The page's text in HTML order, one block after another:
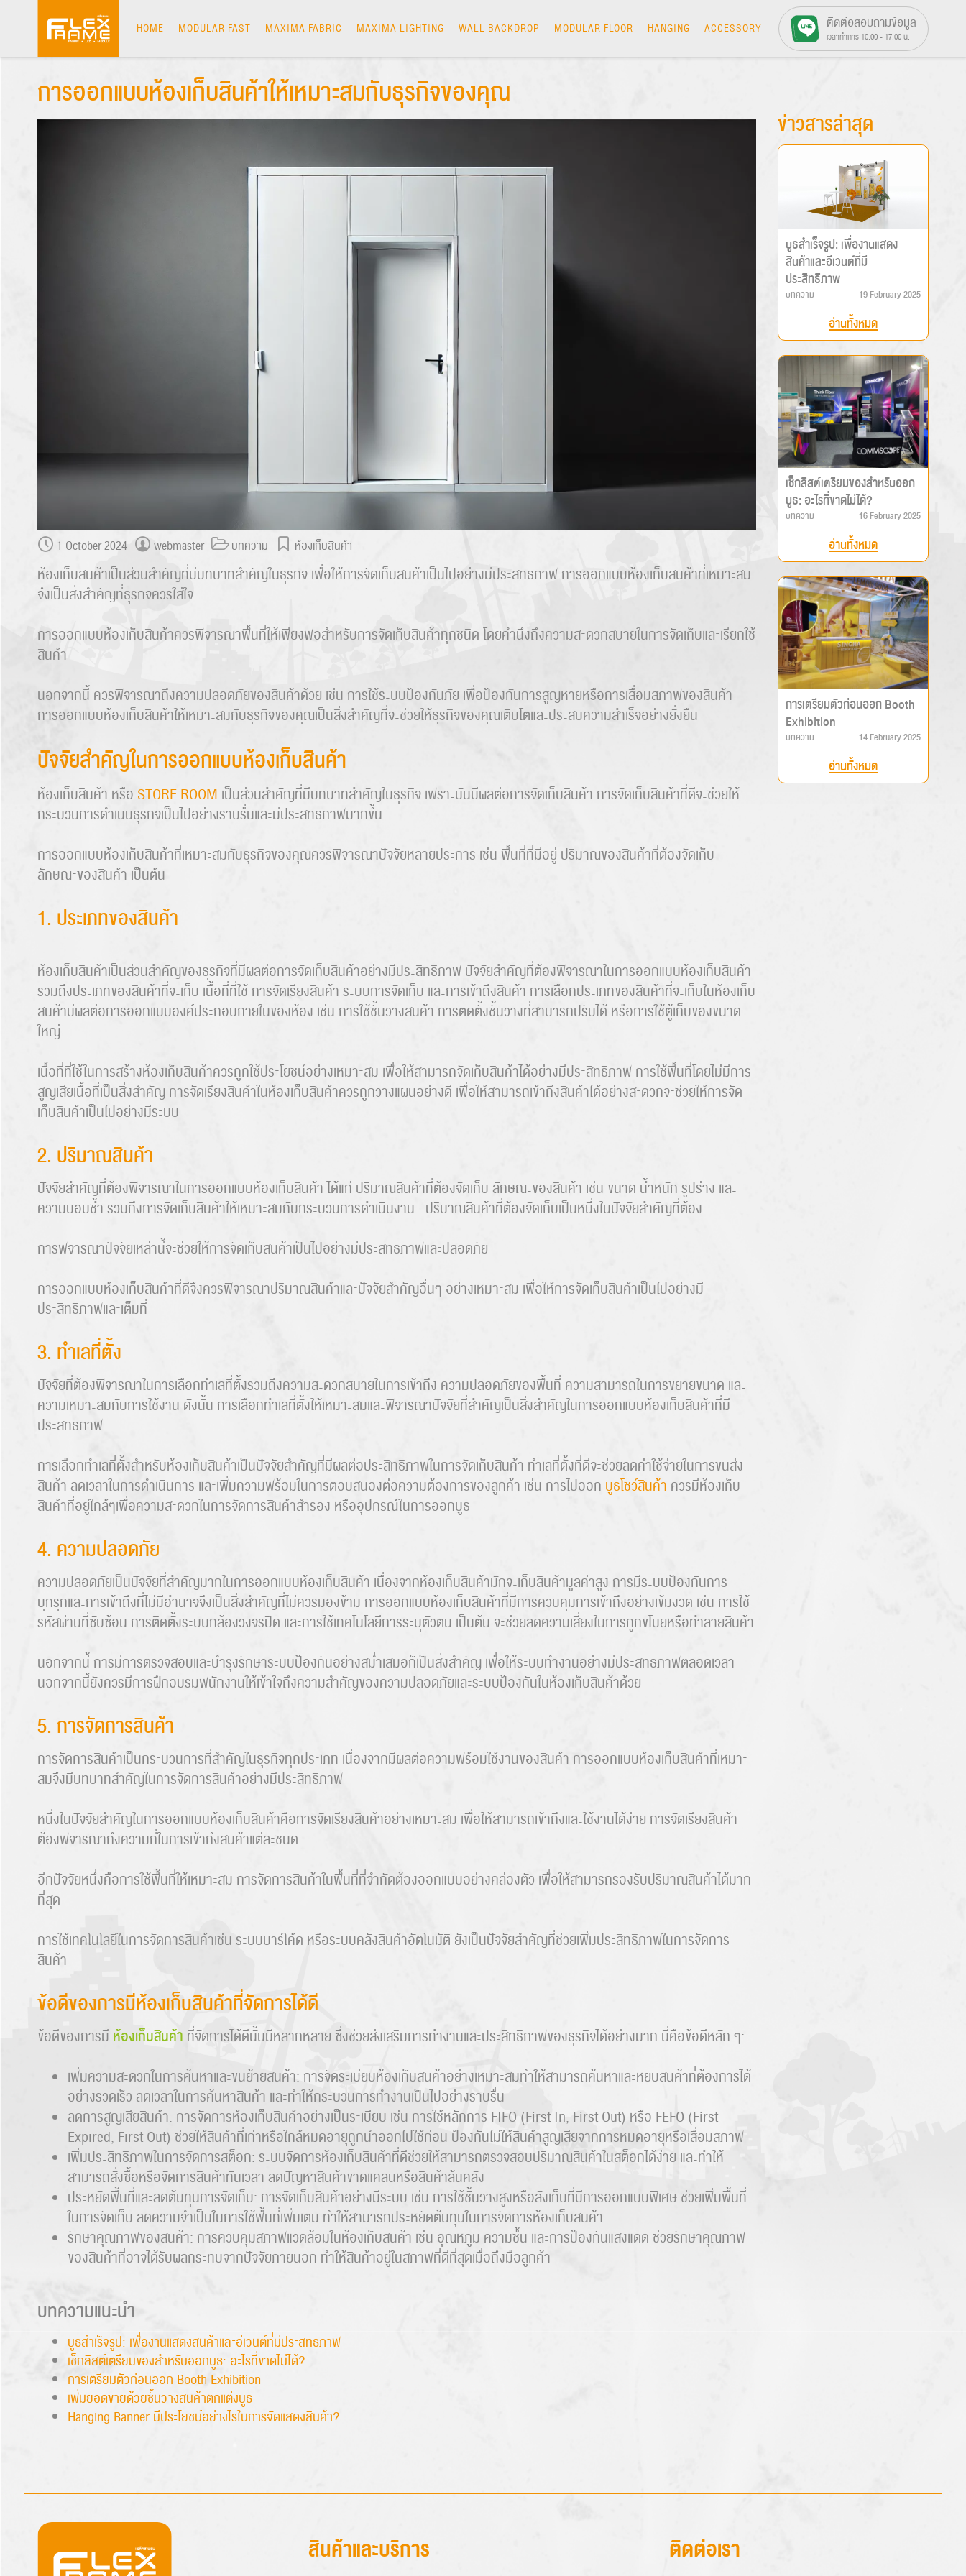
HOME MODULAR FAST MAXIMA FABRIC MAXIMA LIGHTING WALL BACKDROP MODULAR FLOOR HANGING ACCESSORY ติดต่อสอบถามข้อมูล
เวลาทำการ 10.00 - 17.00 น.
การออกแบบห้องเก็บสินค้าให้เหมาะสมกับธุรกิจของคุณ
1 October 2024 webmaster บทความ ห้องเก็บสินค้า
ห้องเก็บสินค้าเป็นส่วนสำคัญที่มีบทบาทสำคัญในธุรกิจ เพื่อให้การจัดเก็บสินค้าเป็นไปอย่างมีประสิทธิภาพ การออกแบบห้องเก็บสินค้าที่เหมาะสม
จึงเป็นสิ่งสำคัญที่ธุรกิจควรใส่ใจ
การออกแบบห้องเก็บสินค้าควรพิจารณาพื้นที่ให้เพียงพอสำหรับการจัดเก็บสินค้าทุกชนิด โดยคำนึงถึงความสะดวกสบายในการจัดเก็บและเรียกใช้
สินค้า
นอกจากนี้ ควรพิจารณาถึงความปลอดภัยของสินค้าด้วย เช่น การใช้ระบบป้องกันภัย เพื่อป้องกันการสูญหายหรือการเสื่อมสภาพของสินค้า
การออกแบบห้องเก็บสินค้าให้เหมาะสมกับธุรกิจของคุณเป็นสิ่งสำคัญที่จะช่วยให้ธุรกิจของคุณเติบโตและประสบความสำเร็จอย่างยั่งยืน
ปัจจัยสำคัญในการออกแบบห้องเก็บสินค้า
ห้องเก็บสินค้า หรือ STORE ROOM เป็นส่วนสำคัญที่มีบทบาทสำคัญในธุรกิจ เพราะมันมีผลต่อการจัดเก็บสินค้า การจัดเก็บสินค้าที่ดีจะช่วยให้
กระบวนการดำเนินธุรกิจเป็นไปอย่างราบรื่นและมีประสิทธิภาพมากขึ้น
การออกแบบห้องเก็บสินค้าที่เหมาะสมกับธุรกิจของคุณควรพิจารณาปัจจัยหลายประการ เช่น พื้นที่ที่มีอยู่ ปริมาณของสินค้าที่ต้องจัดเก็บ
ลักษณะของสินค้า เป็นต้น
1. ประเภทของสินค้า
ห้องเก็บสินค้าเป็นส่วนสำคัญของธุรกิจที่มีผลต่อการจัดเก็บสินค้าอย่างมีประสิทธิภาพ ปัจจัยสำคัญที่ต้องพิจารณาในการออกแบบห้องเก็บสินค้า
รวมถึงประเภทของสินค้าที่จะเก็บ เนื้อที่ที่ใช้ การจัดเรียงสินค้า ระบบการจัดเก็บ และการเข้าถึงสินค้า การเลือกประเภทของสินค้าที่จะเก็บในห้องเก็บ
สินค้ามีผลต่อการออกแบบองค์ประกอบภายในของห้อง เช่น การใช้ชั้นวางสินค้า การติดตั้งชั้นวางที่สามารถปรับได้ หรือการใช้ตู้เก็บของขนาด
ใหญ่
เนื้อที่ที่ใช้ในการสร้างห้องเก็บสินค้าควรถูกใช้ประโยชน์อย่างเหมาะสม เพื่อให้สามารถจัดเก็บสินค้าได้อย่างมีประสิทธิภาพ การใช้พื้นที่โดยไม่มีการ
สูญเสียเนื้อที่เป็นสิ่งสำคัญ การจัดเรียงสินค้าในห้องเก็บสินค้าควรถูกวางแผนอย่างดี เพื่อให้สามารถเข้าถึงสินค้าได้อย่างสะดวกจะช่วยให้การจัด
เก็บสินค้าเป็นไปอย่างมีระบบ
2. ปริมาณสินค้า
ปัจจัยสำคัญที่ต้องพิจารณาในการออกแบบห้องเก็บสินค้า ได้แก่ ปริมาณสินค้าที่ต้องจัดเก็บ ลักษณะของสินค้า เช่น ขนาด น้ำหนัก รูปร่าง และ
ความบอบช้ำ รวมถึงการจัดเก็บสินค้าให้เหมาะสมกับกระบวนการดำเนินงาน ปริมาณสินค้าที่ต้องจัดเก็บเป็นหนึ่งในปัจจัยสำคัญที่ต้อง
การพิจารณาปัจจัยเหล่านี้จะช่วยให้การจัดเก็บสินค้าเป็นไปอย่างมีประสิทธิภาพและปลอดภัย
การออกแบบห้องเก็บสินค้าที่ดีจึงควรพิจารณาปริมาณสินค้าและปัจจัยสำคัญอื่นๆ อย่างเหมาะสม เพื่อให้การจัดเก็บสินค้าเป็นไปอย่างมี
ประสิทธิภาพและเต็มที่
3. ทำเลที่ตั้ง
ปัจจัยที่ต้องพิจารณาในการเลือกทำเลที่ตั้งรวมถึงความสะดวกสบายในการเข้าถึง ความปลอดภัยของพื้นที่ ความสามารถในการขยายขนาด และ
ความเหมาะสมกับการใช้งาน ดังนั้น การเลือกทำเลที่ตั้งให้เหมาะสมและพิจารณาปัจจัยที่สำคัญเป็นสิ่งสำคัญในการออกแบบห้องเก็บสินค้าที่มี
ประสิทธิภาพ
การเลือกทำเลที่ตั้งสำหรับห้องเก็บสินค้าเป็นปัจจัยสำคัญที่มีผลต่อประสิทธิภาพในการจัดเก็บสินค้า ทำเลที่ตั้งที่ดีจะช่วยลดค่าใช้จ่ายในการขนส่ง
สินค้า ลดเวลาในการดำเนินการ และเพิ่มความพร้อมในการตอบสนองต่อความต้องการของลูกค้า เช่น การไปออก บูธโชว์สินค้า ควรมีห้องเก็บ
สินค้าที่อยู่ใกล้ๆเพื่อความสะดวกในการจัดการสินค้าสำรอง หรืออุปกรณ์ในการออกบูธ
4. ความปลอดภัย
ความปลอดภัยเป็นปัจจัยที่สำคัญมากในการออกแบบห้องเก็บสินค้า เนื่องจากห้องเก็บสินค้ามักจะเก็บสินค้ามูลค่าสูง การมีระบบป้องกันการ
บุกรุกและการเข้าถึงที่ไม่มีอำนาจจึงเป็นสิ่งสำคัญที่ไม่ควรมองข้าม การออกแบบห้องเก็บสินค้าที่มีการควบคุมการเข้าถึงอย่างเข้มงวด เช่น การใช้
รหัสผ่านที่ซับซ้อน การติดตั้งระบบกล้องวงจรปิด และการใช้เทคโนโลยีการระบุตัวตน เป็นต้น จะช่วยลดความเสี่ยงในการถูกขโมยหรือทำลายสินค้า
นอกจากนี้ การมีการตรวจสอบและบำรุงรักษาระบบป้องกันอย่างสม่ำเสมอก็เป็นสิ่งสำคัญ เพื่อให้ระบบทำงานอย่างมีประสิทธิภาพตลอดเวลา
นอกจากนี้ยังควรมีการฝึกอบรมพนักงานให้เข้าใจถึงความสำคัญของความปลอดภัยและระบบป้องกันในห้องเก็บสินค้าด้วย
5. การจัดการสินค้า
การจัดการสินค้าเป็นกระบวนการที่สำคัญในธุรกิจทุกประเภท เนื่องจากมีผลต่อความพร้อมใช้งานของสินค้า การออกแบบห้องเก็บสินค้าที่เหมาะ
สมจึงมีบทบาทสำคัญในการจัดการสินค้าอย่างมีประสิทธิภาพ
หนึ่งในปัจจัยสำคัญในการออกแบบห้องเก็บสินค้าคือการจัดเรียงสินค้าอย่างเหมาะสม เพื่อให้สามารถเข้าถึงและใช้งานได้ง่าย การจัดเรียงสินค้า
ต้องพิจารณาถึงความถี่ในการเข้าถึงสินค้าแต่ละชนิด
อีกปัจจัยหนึ่งคือการใช้พื้นที่ให้เหมาะสม การจัดการสินค้าในพื้นที่ที่จำกัดต้องออกแบบอย่างคล่องตัว เพื่อให้สามารถรองรับปริมาณสินค้าได้มาก
ที่สุด
การใช้เทคโนโลยีในการจัดการสินค้าเช่น ระบบบาร์โค้ด หรือระบบคลังสินค้าอัตโนมัติ ยังเป็นปัจจัยสำคัญที่ช่วยเพิ่มประสิทธิภาพในการจัดการ
สินค้า
ข้อดีของการมีห้องเก็บสินค้าที่จัดการได้ดี
ข้อดีของการมี ห้องเก็บสินค้า ที่จัดการได้ดีนั้นมีหลากหลาย ซึ่งช่วยส่งเสริมการทำงานและประสิทธิภาพของธุรกิจได้อย่างมาก นี่คือข้อดีหลัก ๆ:
เพิ่มความสะดวกในการค้นหาและขนย้ายสินค้า: การจัดระเบียบห้องเก็บสินค้าอย่างเหมาะสมทำให้สามารถค้นหาและหยิบสินค้าที่ต้องการได้
อย่างรวดเร็ว ลดเวลาในการค้นหาสินค้า และทำให้กระบวนการทำงานเป็นไปอย่างราบรื่น
ลดการสูญเสียสินค้า: การจัดการห้องเก็บสินค้าอย่างเป็นระเบียบ เช่น การใช้หลักการ FIFO (First In, First Out) หรือ FEFO (First
Expired, First Out) ช่วยให้สินค้าที่เก่าหรือใกล้หมดอายุถูกนำออกไปใช้ก่อน ป้องกันไม่ให้สินค้าสูญเสียจากการหมดอายุหรือเสื่อมสภาพ
เพิ่มประสิทธิภาพในการจัดการสต็อก: ระบบจัดการห้องเก็บสินค้าที่ดีช่วยให้สามารถตรวจสอบปริมาณสินค้าในสต็อกได้ง่าย และทำให้
สามารถสั่งซื้อหรือจัดการสินค้าทันเวลา ลดปัญหาสินค้าขาดแคลนหรือสินค้าล้นคลัง
ประหยัดพื้นที่และลดต้นทุนการจัดเก็บ: การจัดเก็บสินค้าอย่างมีระบบ เช่น การใช้ชั้นวางสูงหรือลังเก็บที่มีการออกแบบพิเศษ ช่วยเพิ่มพื้นที่
ในการจัดเก็บ ลดความจำเป็นในการใช้พื้นที่เพิ่มเติม ทำให้สามารถประหยัดต้นทุนในการจัดการห้องเก็บสินค้า
รักษาคุณภาพของสินค้า: การควบคุมสภาพแวดล้อมในห้องเก็บสินค้า เช่น อุณหภูมิ ความชื้น และการป้องกันแสงแดด ช่วยรักษาคุณภาพ
ของสินค้าที่อาจได้รับผลกระทบจากปัจจัยภายนอก ทำให้สินค้าอยู่ในสภาพที่ดีที่สุดเมื่อถึงมือลูกค้า
บทความแนะนำ
บูธสำเร็จรูป: เพื่องานแสดงสินค้าและอีเวนต์ที่มีประสิทธิภาพ
เช็กลิสต์เตรียมของสำหรับออกบูธ: อะไรที่ขาดไม่ได้?
การเตรียมตัวก่อนออก Booth Exhibition
เพิ่มยอดขายด้วยชั้นวางสินค้าตกแต่งบูธ
Hanging Banner มีประโยชน์อย่างไรในการจัดแสดงสินค้า?
ข่าวสารล่าสุด
บูธสำเร็จรูป: เพื่องานแสดง
สินค้าและอีเวนต์ที่มี
ประสิทธิภาพ
บทความ 19 February 2025
อ่านทั้งหมด
เช็กลิสต์เตรียมของสำหรับออก
บูธ: อะไรที่ขาดไม่ได้?
บทความ 16 February 2025
อ่านทั้งหมด
การเตรียมตัวก่อนออก Booth
Exhibition
บทความ 14 February 2025
อ่านทั้งหมด
สินค้าและบริการ ติดต่อเรา